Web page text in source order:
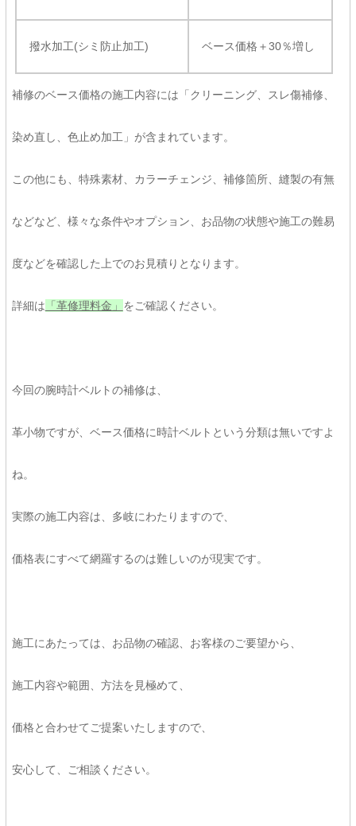
撥水加工(シミ防止加工) ベース価格＋30％増し
補修のベース価格の施工内容には「クリーニング、スレ傷補修、
染め直し、色止め加工」が含まれています。
この他にも、特殊素材、カラーチェンジ、補修箇所、縫製の有無
などなど、様々な条件やオプション、お品物の状態や施工の難易
度などを確認した上でのお見積りとなります。
詳細は 「革修理料金」 をご確認ください。
今回の腕時計ベルトの補修は、
革小物ですが、ベース価格に時計ベルトという分類は無いですよ
ね。
実際の施工内容は、多岐にわたりますので、
価格表にすべて網羅するのは難しいのが現実です。
施工にあたっては、お品物の確認、お客様のご要望から、
施工内容や範囲、方法を見極めて、
価格と合わせてご提案いたしますので、
安心して、ご相談ください。